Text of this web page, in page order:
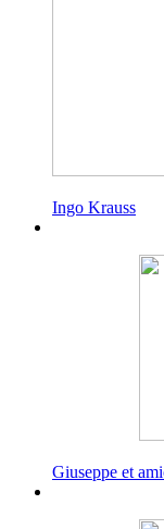
Ingo Krauss
Giuseppe et